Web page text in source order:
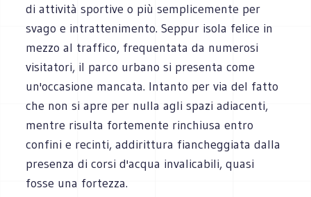
di attività sportive o più semplicemente per
svago e intrattenimento. Seppur isola felice in
mezzo al traffico, frequentata da numerosi
visitatori, il parco urbano si presenta come
un'occasione mancata. Intanto per via del fatto
che non si apre per nulla agli spazi adiacenti,
mentre risulta fortemente rinchiusa entro
confini e recinti, addirittura fiancheggiata dalla
presenza di corsi d'acqua invalicabili, quasi
fosse una fortezza.